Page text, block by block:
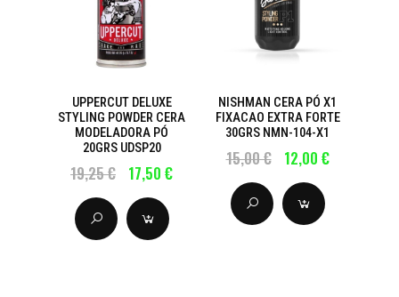
UPPERCUT DELUXE
STYLING POWDER CERA
MODELADORA PÓ
20GRS UDSP20
19,25 € 17,50 €
NISHMAN CERA PÓ X1
FIXACAO EXTRA FORTE
30GRS NMN-104-X1
15,00 € 12,00 €